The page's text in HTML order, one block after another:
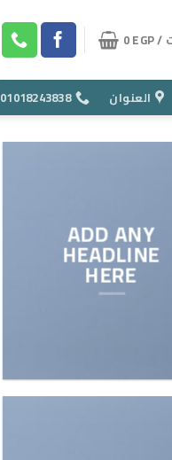
/
0EGP
العنوان 01018243838
ADD ANY
HEADLINE
HERE